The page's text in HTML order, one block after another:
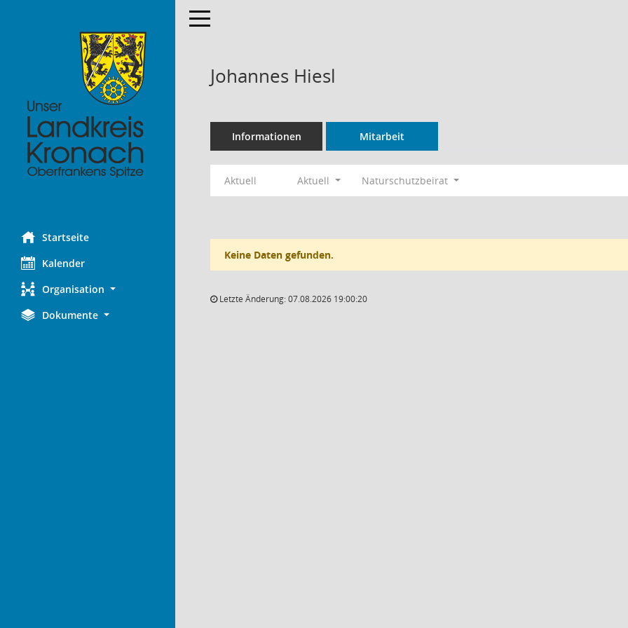
Startseite
Kalender
Organisation
Dokumente
Toggle navigation
Johannes Hiesl
Informationen Mitarbeit
Aktuell Aktuell Naturschutzbeirat
Keine Daten gefunden.
Letzte Änderung: 07.08.2026 19:00:20